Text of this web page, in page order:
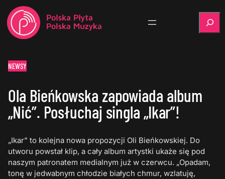
NEWSY
Ola Bieńkowska zapowiada album
„Nić”. Posłuchaj singla „Ikar”!
„Ikar” to kolejna nowa propozycji Oli Bieńkowskiej. Do
utworu powstał klip, a cały album artystki ukaże się pod
naszym patronatem medialnym już w czerwcu. „Opadam,
tonę w jedwabnym chłodzie białych chmur, wzlatuję,